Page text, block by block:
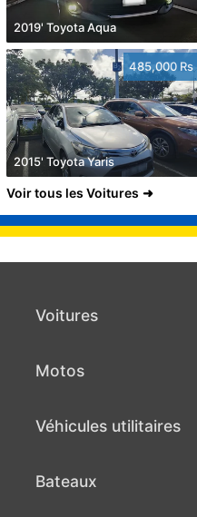
2019' Toyota Aqua
485,000 Rs
2015' Toyota Yaris
Voir tous les Voitures
Voitures
Motos
Véhicules utilitaires
Bateaux